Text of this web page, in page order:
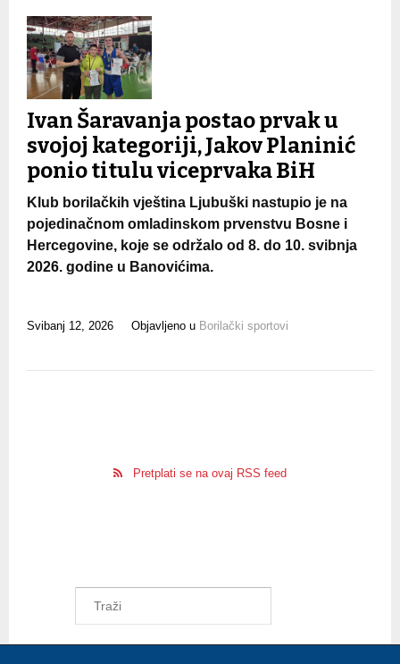
Ivan Šaravanja postao prvak u
svojoj kategoriji, Jakov Planinić
ponio titulu viceprvaka BiH
Klub borilačkih vještina Ljubuški nastupio je na
pojedinačnom omladinskom prvenstvu Bosne i
Hercegovine, koje se održalo od 8. do 10. svibnja
2026. godine u Banovićima.
Svibanj 12, 2026 Objavljeno u Borilački sportovi
Pretplati se na ovaj RSS feed